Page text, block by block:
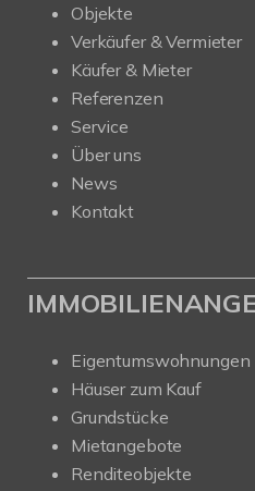
Objekte
Verkäufer & Vermieter
Käufer & Mieter
Referenzen
Service
Über uns
News
Kontakt
Eigentumswohnungen
Häuser zum Kauf
Grundstücke
Mietangebote
Renditeobjekte